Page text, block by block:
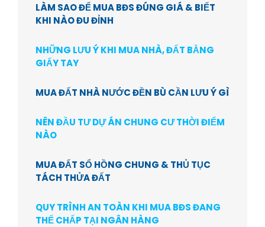
LÀM SAO ĐỂ MUA BĐS ĐÚNG GIÁ & BIẾT
KHI NÀO ĐU ĐỈNH
NHỮNG LƯU Ý KHI MUA NHÀ, ĐẤT BẰNG
GIẤY TAY
MUA ĐẤT NHÀ NƯỚC ĐỀN BÙ CẦN LƯU Ý GÌ
NÊN ĐẦU TƯ DỰ ÁN CHUNG CƯ THỜI ĐIỂM
NÀO
MUA ĐẤT SỔ HỒNG CHUNG & THỦ TỤC
TÁCH THỬA ĐẤT
QUY TRÌNH AN TOÀN KHI MUA BĐS ĐANG
THẾ CHẤP TẠI NGÂN HÀNG